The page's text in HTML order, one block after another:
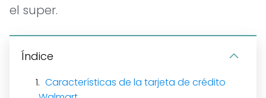
el super.
Índice
Características de la tarjeta de crédito